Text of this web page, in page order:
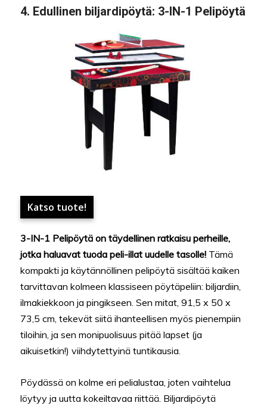
4. Edullinen biljardipöytä: 3-IN-1 Pelipöytä
Katso tuote!
3-IN-1 Pelipöytä on täydellinen ratkaisu perheille,
jotka haluavat tuoda peli-illat uudelle tasolle! Tämä
kompakti ja käytännöllinen pelipöytä sisältää kaiken
tarvittavan kolmeen klassiseen pöytäpeliin: biljardiin,
ilmakiekkoon ja pingikseen. Sen mitat, 91,5 x 50 x
73,5 cm, tekevät siitä ihanteellisen myös pienempiin
tiloihin, ja sen monipuolisuus pitää lapset (ja
aikuisetkin!) viihdytettyinä tuntikausia.
Pöydässä on kolme eri pelialustaa, joten vaihtelua
löytyy ja uutta kokeiltavaa riittää. Biljardipöytä